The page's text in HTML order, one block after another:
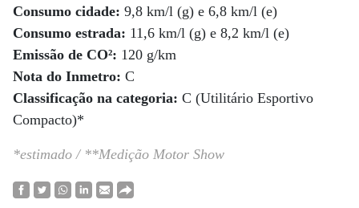
Consumo cidade: 9,8 km/l (g) e 6,8 km/l (e)
Consumo estrada: 11,6 km/l (g) e 8,2 km/l (e)
Emissão de CO²: 120 g/km
Nota do Inmetro: C
Classificação na categoria: C (Utilitário Esportivo
Compacto)*
*estimado / **Medição Motor Show